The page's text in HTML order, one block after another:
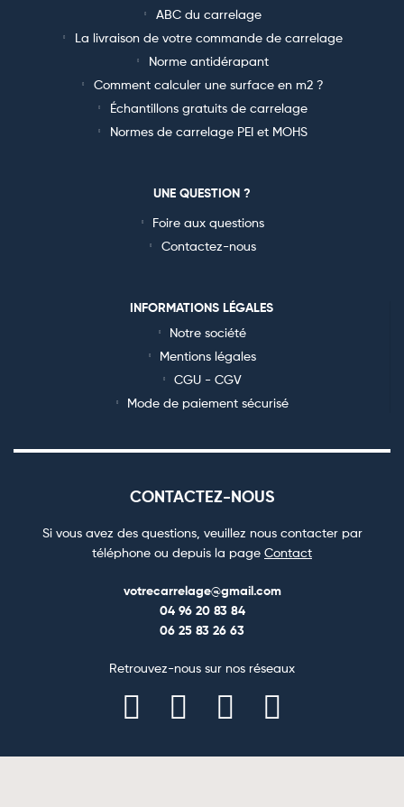
ABC du carrelage
La livraison de votre commande de carrelage
Norme antidérapant
Comment calculer une surface en m2 ?
Échantillons gratuits de carrelage
Normes de carrelage PEI et MOHS
UNE QUESTION ?
Foire aux questions
Contactez-nous
INFORMATIONS LÉGALES
Notre société
Mentions légales
CGU - CGV
Mode de paiement sécurisé
CONTACTEZ-NOUS
Si vous avez des questions, veuillez nous contacter par
téléphone ou depuis la page Contact
votrecarrelage@gmail.com
04 96 20 83 84
06 25 83 26 63
Retrouvez-nous sur nos réseaux